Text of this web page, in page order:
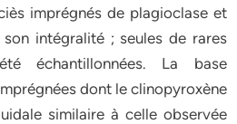
imprégnés de plagioclase et
intégralité ; seules de rares
échantillonnées. La base
dont le clinopyroxène
similaire à celle observée